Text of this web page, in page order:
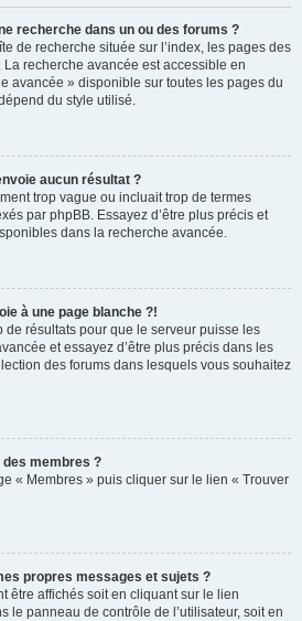
recherche dans un ou des forums ?
de recherche située sur l’index, les pages des
recherche avancée est accessible en
avancée » disponible sur toutes les pages du
du style utilisé.
aucun résultat ?
trop vague ou incluait trop de termes
par phpBB. Essayez d’être plus précis et
dans la recherche avancée.
à une page blanche ?!
de résultats pour que le serveur puisse les
et essayez d’être plus précis dans les
des forums dans lesquels vous souhaitez
membres ?
« Membres » puis cliquer sur le lien « Trouver
propres messages et sujets ?
être affichés soit en cliquant sur le lien
le panneau de contrôle de l’utilisateur, soit en